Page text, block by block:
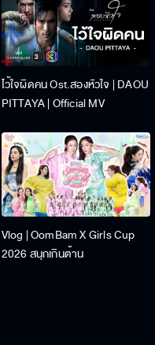
ไว้ใจผิดคน Ost.สองหัวใจ | DAOU
PITTAYA | Official MV
Vlog | OomBam X Girls Cup
2026 สนุกเกินต้าน